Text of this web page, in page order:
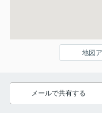
地図
メールで共有する